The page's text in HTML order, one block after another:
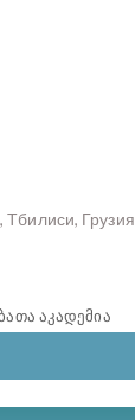
Грузия